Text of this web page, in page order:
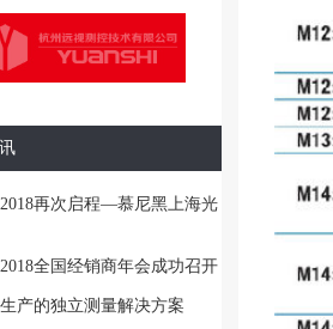
再次启程—慕尼黑上海光
全国经销商年会成功召开
产的独立测量解决方案